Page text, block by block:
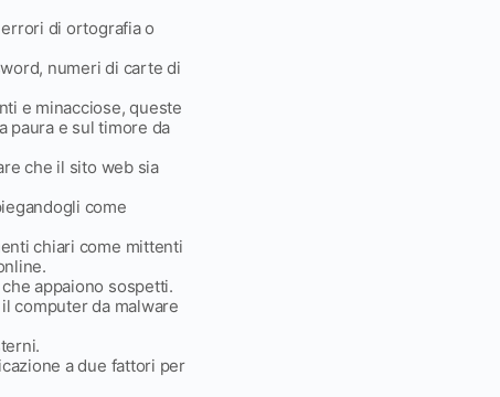
di ortografia o
numeri di carte di
e minacciose, queste
paura e sul timore da
che il sito web sia
come
chiari come mittenti
appaiono sospetti.
computer da malware
a due fattori per